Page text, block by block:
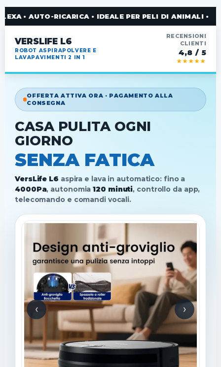
RICARICA • IDEALE PER PELI DI ANIMALI •
VERSLIFE L6
ROBOT ASPIRAPOLVERE E
LAVAPAVIMENTI 2 IN 1
RECENSIONI
CLIENTI
4,8 / 5
★★★★★
OFFERTA ATTIVA ORA · PAGAMENTO ALLA
CONSEGNA
CASA PULITA OGNI
GIORNO
SENZA FATICA
VersLife L6 aspira e lava in automatico: fino a
4000Pa, autonomia120 minuti, controllo da app,
telecomando e comandi vocali.
‹ ›